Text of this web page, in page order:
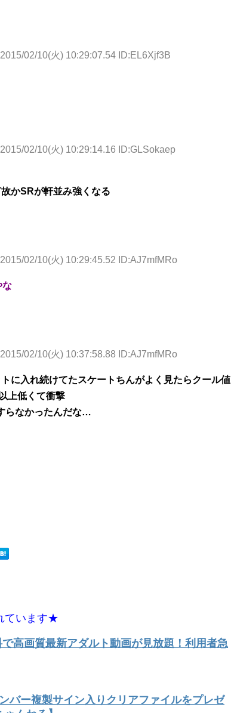
2015/02/10(火) 10:29:07.54 ID:EL6Xjf3B
2015/02/10(火) 10:29:14.16 ID:GLSokaep
かSRが軒並み強くなる
2015/02/10(火) 10:29:45.52 ID:AJ7mfMRo
な
2015/02/10(火) 10:37:58.88 ID:AJ7mfMRo
に入れ続けてたスケートちんがよく見たらクール値
上低くて衝撃
らなかったんだな…
ています★
で高画質最新アダルト動画が見放題！利用者急
バー複製サイン入りクリアファイルをプレゼ